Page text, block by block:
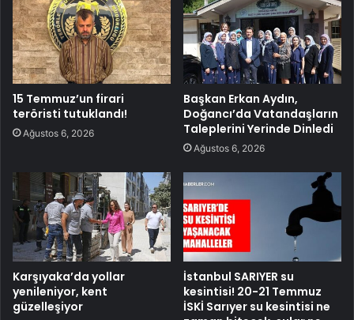
15 Temmuz’un firari
teröristi tutuklandı!
Ağustos 6, 2026
Başkan Erkan Aydın,
Doğancı’da Vatandaşların
Taleplerini Yerinde Dinledi
Ağustos 6, 2026
Karşıyaka’da yollar
yenileniyor, kent
güzelleşiyor
İstanbul SARIYER su
kesintisi! 20-21 Temmuz
İSKİ Sarıyer su kesintisi ne